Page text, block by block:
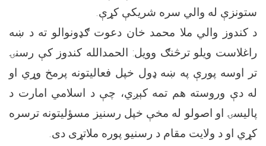
ستونزې له والي سره شریکې کړې.
د کندوز والي ملا محمد خان دعوت ګډونوالو ته د ښه
راغلاست ویلو ترڅنګ وویل: الحمدالله کندوز کې رسنۍ
تر اوسه پورې په ښه ډول خپل فعالیتونه پرمخ وړي او
له دې وروسته هم تمه کېږي، چې د اسلامي امارت د
پالیسۍ او اصولو له مخې خپل رسنیز مسؤلیتونه ترسره
کړي او د ولایت مقام د رسنیو پوره ملاتړی دی.